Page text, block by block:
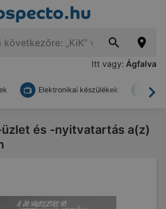
Itt vagy: Ágfalva
Elektronikai készülékek
és -nyitvatartás a(z)